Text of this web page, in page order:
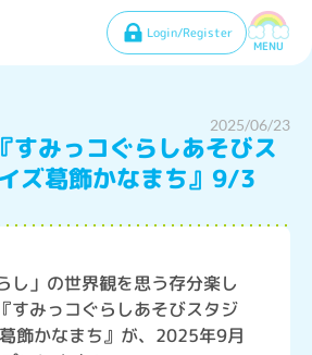
Login/Register
MENU
2025/06/23
すみっコぐらしあそびス
ズ葛飾かなまち』9/3
し」の世界観を思う存分楽し
すみっコぐらしあそびスタジ
飾かなまち』が、2025年9月